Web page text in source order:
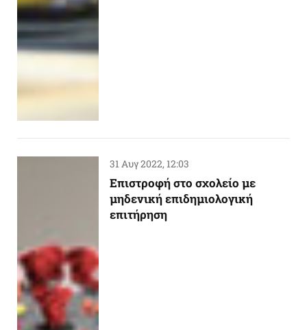
31 Αυγ 2022, 12:03
Επιστροφή στο σχολείο με
μηδενική επιδημιολογική
επιτήρηση